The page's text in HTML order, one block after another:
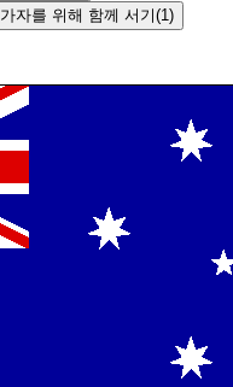
가자를 위해 함께 서기(1 )